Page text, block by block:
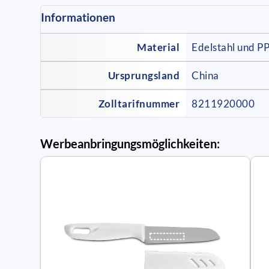
Informationen
Material Edelstahl und
Ursprungsland China
Zolltarifnummer 8211920000
Werbeanbringungsmöglichkeiten: